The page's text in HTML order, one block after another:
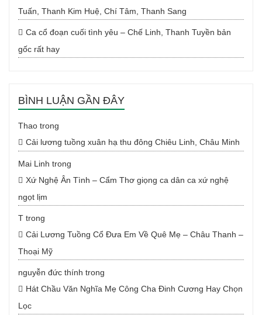
Tuấn, Thanh Kim Huệ, Chí Tâm, Thanh Sang
Ca cổ đoạn cuối tình yêu – Chế Linh, Thanh Tuyền bản
gốc rất hay
BÌNH LUẬN GẦN ĐÂY
Thao trong
Cải lương tuồng xuân hạ thu đông Chiêu Linh, Châu Minh
Mai Linh trong
Xứ Nghệ Ân Tình – Cẩm Thơ giọng ca dân ca xứ nghệ
ngọt lịm
T trong
Cải Lương Tuồng Cổ Đưa Em Về Quê Mẹ – Châu Thanh –
Thoại Mỹ
nguyễn đức thính trong
Hát Chầu Văn Nghĩa Mẹ Công Cha Đinh Cương Hay Chọn
Lọc